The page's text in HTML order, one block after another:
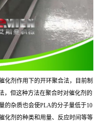
化剂作用下的开环聚合法，目前制
，但这种方法在聚合时对催化剂的
的杂质也会使PLA的分子量低于10
化剂的种类和用量、反应时间等等